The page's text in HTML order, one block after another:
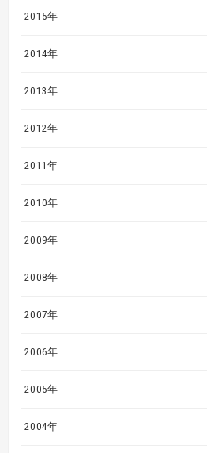
2015年
2014年
2013年
2012年
2011年
2010年
2009年
2008年
2007年
2006年
2005年
2004年